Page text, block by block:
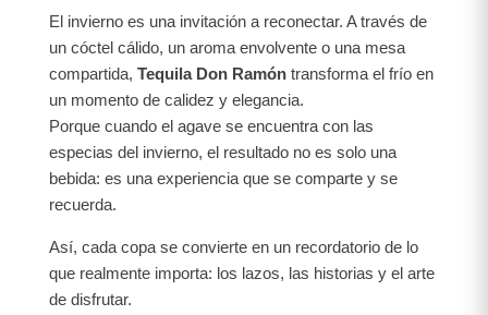
El invierno es una invitación a reconectar. A través de
un cóctel cálido, un aroma envolvente o una mesa
compartida, Tequila Don Ramón transforma el frío en
un momento de calidez y elegancia.
Porque cuando el agave se encuentra con las
especias del invierno, el resultado no es solo una
bebida: es una experiencia que se comparte y se
recuerda.
Así, cada copa se convierte en un recordatorio de lo
que realmente importa: los lazos, las historias y el arte
de disfrutar.